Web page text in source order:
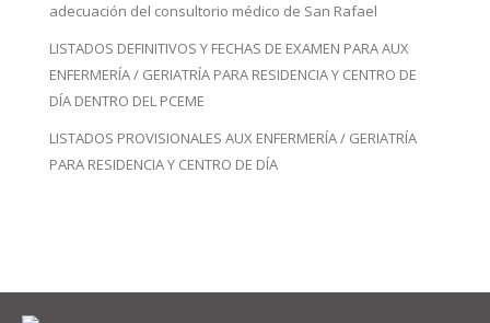
adecuación del consultorio médico de San Rafael
LISTADOS DEFINITIVOS Y FECHAS DE EXAMEN PARA AUX
ENFERMERÍA / GERIATRÍA PARA RESIDENCIA Y CENTRO DE
DÍA DENTRO DEL PCEME
LISTADOS PROVISIONALES AUX ENFERMERÍA / GERIATRÍA
PARA RESIDENCIA Y CENTRO DE DÍA